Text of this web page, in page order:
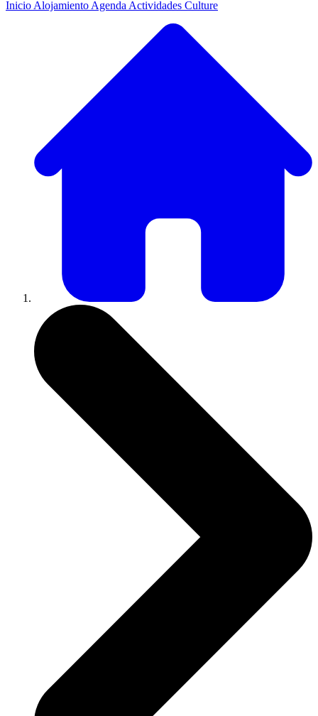
InicioAlojamientoAgendaActividades Culture